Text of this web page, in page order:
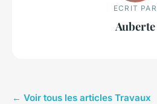
ECRIT PAR
Auberte
← Voir tous les articles Travaux